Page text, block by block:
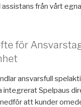
assistans från vårt
för
ansvarsfull
integrerat Spelpaus
att kunder